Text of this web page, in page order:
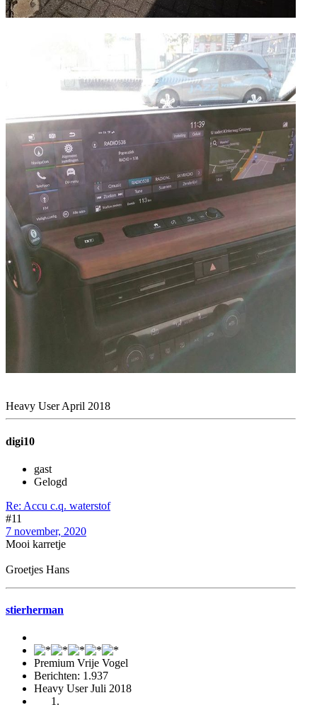
Heavy User April 2018
digi10
gast
Gelogd
Re: Accu c.q. waterstof
#11
7 november, 2020
Mooi karretje
Groetjes Hans
stierherman
Premium Vrije Vogel
Berichten: 1.937
Heavy User Juli 2018